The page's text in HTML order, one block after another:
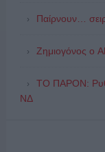
Παίρνουν…
Ζημιογόνος ο
ΤΟ ΠΑΡΟΝ:
ΝΔ